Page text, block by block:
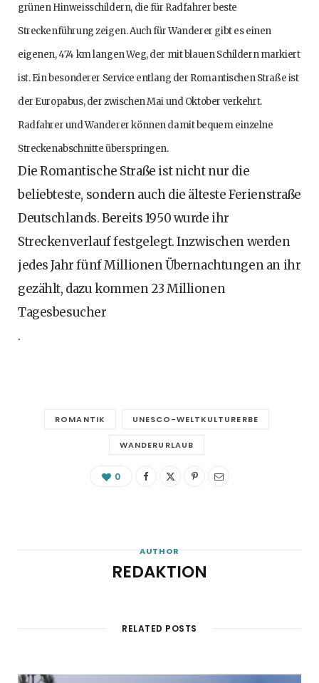
grünen Hinweisschildern, die für Radfahrer beste
Streckenführung zeigen. Auch für Wanderer gibt es einen
eigenen, 474 km langen Weg, der mit blauen Schildern markiert
ist. Ein besonderer Service entlang der Romantischen Straße ist
der Europabus, der zwischen Mai und Oktober verkehrt.
Radfahrer und Wanderer können damit bequem einzelne
Streckenabschnitte überspringen.
Die Romantische Straße ist nicht nur die
beliebteste, sondern auch die älteste Ferienstraße
Deutschlands. Bereits 1950 wurde ihr
Streckenverlauf festgelegt. Inzwischen werden
jedes Jahr fünf Millionen Übernachtungen an ihr
gezählt, dazu kommen 23 Millionen
Tagesbesucher
.
ROMANTIK UNESCO-WELTKULTURERBE
WANDERURLAUB
0
AUTHOR
REDAKTION
RELATED POSTS